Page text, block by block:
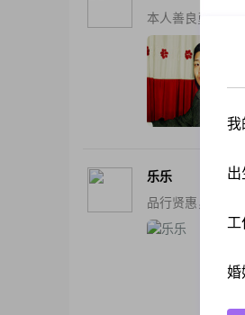
本人善良勇敢，
乐乐
品行贤惠，相貌
我
出
工
婚